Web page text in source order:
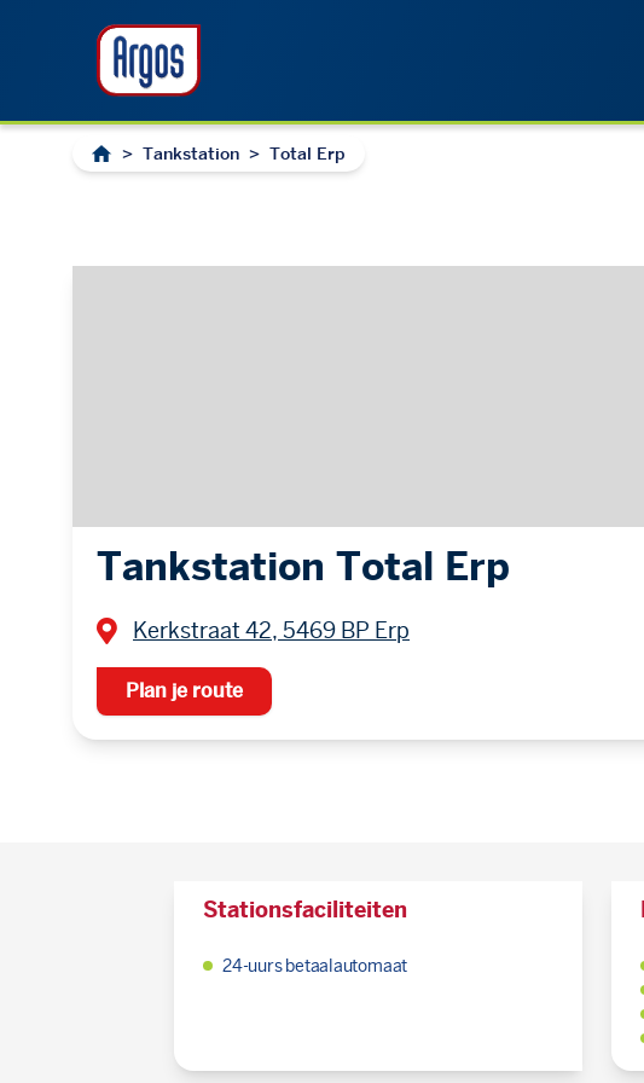
> Tankstation > Total Erp
Tankstation Total Erp
Kerkstraat 42, 5469 BP Erp
Plan je route
Stationsfaciliteiten
24-uurs betaalautomaat